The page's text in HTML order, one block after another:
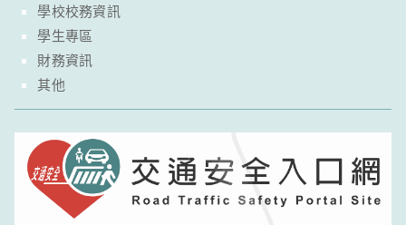
學校校務資訊
學生專區
財務資訊
其他